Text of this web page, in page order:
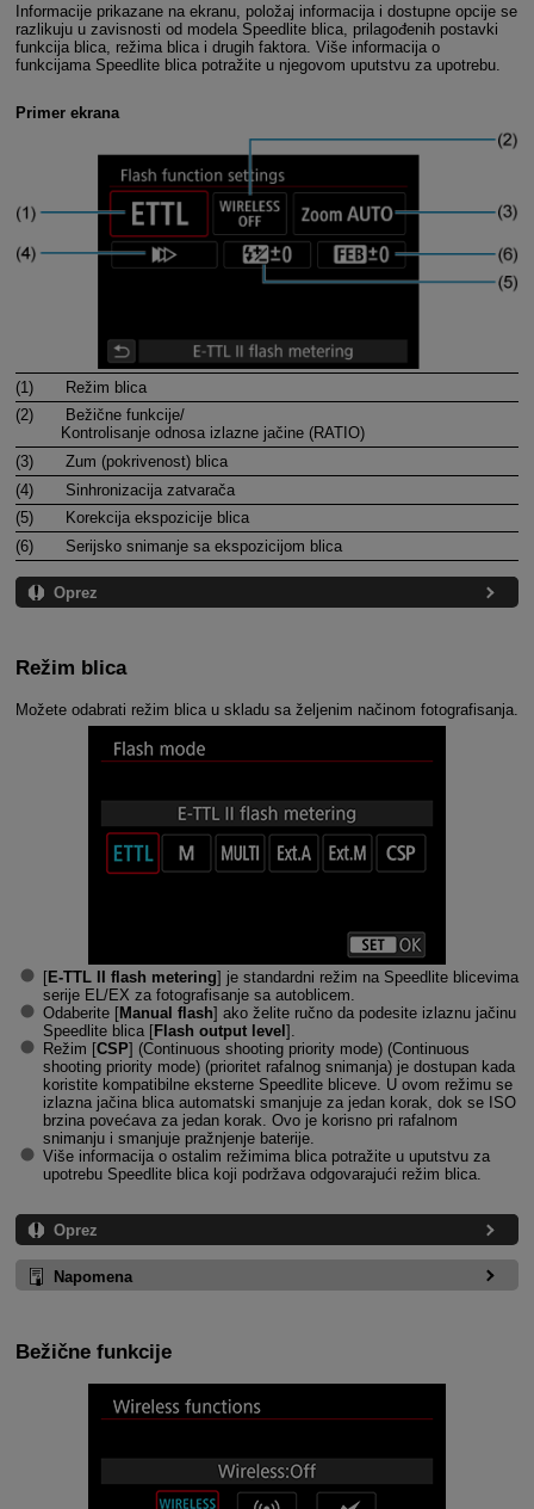
Informacije prikazane na ekranu, položaj informacija i dostupne opcije se
razlikuju u zavisnosti od modela Speedlite blica, prilagođenih postavki
funkcija blica, režima blica i drugih faktora. Više informacija o
funkcijama Speedlite blica potražite u njegovom uputstvu za upotrebu.
Primer ekrana
(1)
Režim blica
(2)
Bežične funkcije/
Kontrolisanje odnosa izlazne jačine (RATIO)
(3)
Zum (pokrivenost) blica
(4)
Sinhronizacija zatvarača
(5)
Korekcija ekspozicije blica
(6)
Serijsko snimanje sa ekspozicijom blica
Oprez
Režim blica
Možete odabrati režim blica u skladu sa željenim načinom fotografisanja.
[E-TTL II flash metering] je standardni režim na Speedlite blicevima
serije EL/EX za fotografisanje sa autoblicem.
Odaberite [Manual flash] ako želite ručno da podesite izlaznu jačinu
Speedlite blica [Flash output level ].
Režim [CSP] (Continuous shooting priority mode) (Continuous
shooting priority mode) (prioritet rafalnog snimanja) je dostupan kada
koristite kompatibilne eksterne Speedlite bliceve. U ovom režimu se
izlazna jačina blica automatski smanjuje za jedan korak, dok se ISO
brzina povećava za jedan korak. Ovo je korisno pri rafalnom
snimanju i smanjuje pražnjenje baterije.
Više informacija o ostalim režimima blica potražite u uputstvu za
upotrebu Speedlite blica koji podržava odgovarajući režim blica.
Oprez
Napomena
Bežične funkcije